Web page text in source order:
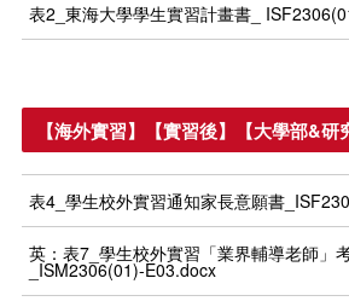
表2_東海大學學生實習計畫書_
【海外實習】【實習後】【大學部&
表4_學生校外實習通知家長意願書
英：表7_學生校外實習「業界輔導老師」
_ISM2306(01)-E03.docx